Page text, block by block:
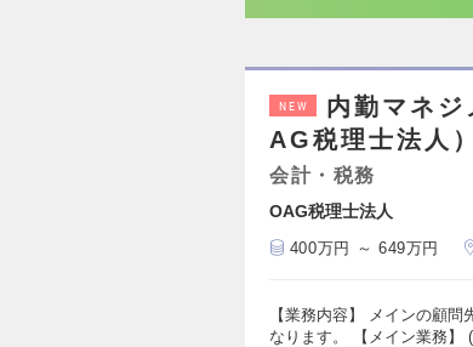
NEW
内勤マネ
AG税理士法人）
会計・税務
OAG税理士法人
400万円 ～ 649万円
【業務内容】 メインの顧
なります。 【メイン業務】